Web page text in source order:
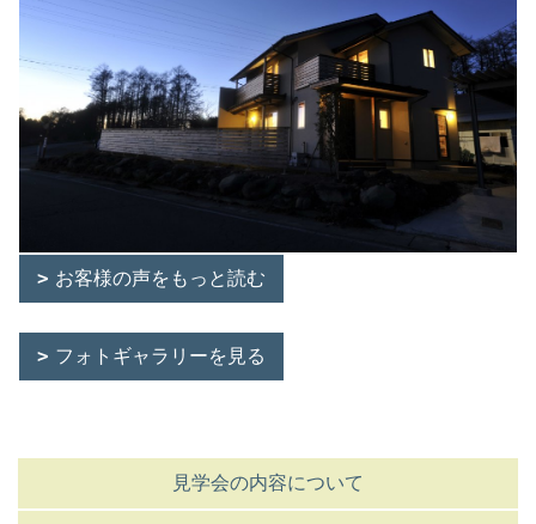
お客様の声をもっと読む
フォトギャラリーを見る
見学会の内容について